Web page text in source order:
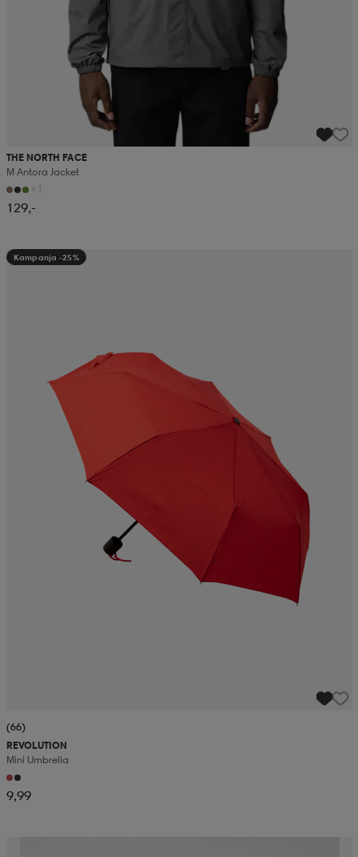
THE NORTH FACE
M Antora Jacket
+1
129,-
Kampanja -25%
(66)
REVOLUTION
Mini Umbrella
9,99